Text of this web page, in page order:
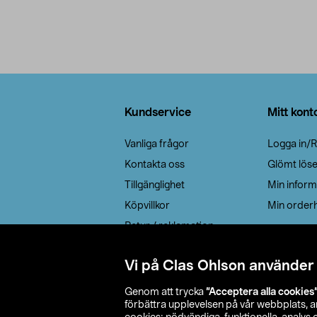
Vi på Clas Ohlson
Genom att trycka ”Acceptera alla
förbättra upplevelsen på vår webbplats,
Kundservice
Vanliga frågor
Kontakta oss
Tillgänglighet
Köpvillkor
Retur / reklamation
Cookie policy
Leveransalternativ
Mitt
Logga in/
Glömt
Min
Min